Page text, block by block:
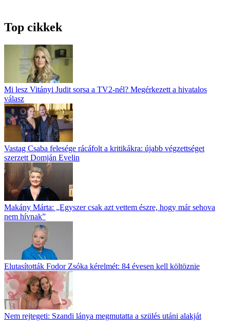
Top cikkek
Mi lesz Vitányi Judit sorsa a TV2-nél? Megérkezett a hivatalos
válasz
Vastag Csaba felesége rácáfolt a kritikákra: újabb végzettséget
szerzett Domján Evelin
Makány Márta: „Egyszer csak azt vettem észre, hogy már sehova
nem hívnak”
Elutasították Fodor Zsóka kérelmét: 84 évesen kell költöznie
Nem rejtegeti: Szandi lánya megmutatta a szülés utáni alakját